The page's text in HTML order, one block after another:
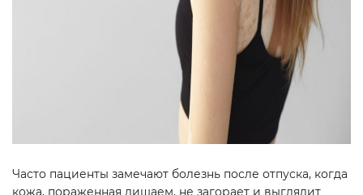
Часто пациенты замечают болезнь после отпуска, когда
кожа, пораженная лишаем, не загорает и выглядит